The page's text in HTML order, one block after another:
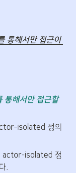
통해서만 접근이
통해서만 접근할
isolated 정의
actor-isolated 정
.